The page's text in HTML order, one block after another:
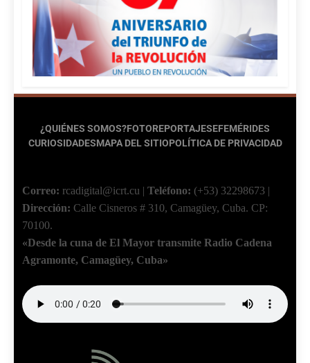
¿QUIÉNES SOMOS?FOTOREPORTAJESEFEMÉRIDES
CURIOSIDADESMAPA DEL SITIOPOLÍTICA DE PRIVACIDAD
Correo: rcadigital@icrt.cu | Teléfono: (+53) 32298673 |
Dirección: Calle Cisneros # 310, Camagüey, Cuba. CP:
70100.
«Desde la cuna de El Mayor transmite Radio Cadena
Agramonte, Camagüey, Cuba»